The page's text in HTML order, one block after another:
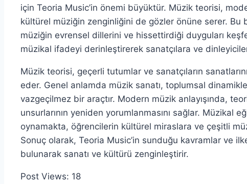
için Teoria Music’in önemi büyüktür. Müzik teorisi,
kültürel müziğin zenginliğini de gözler önüne serer. Bu
müziğin evrensel dillerini ve hissettirdiği duyguları
müzikal ifadeyi derinleştirerek sanatçılara ve
Müzik teorisi, geçerli tutumlar ve sanatçıların
eder. Genel anlamda müzik sanatı, toplumsal
vazgeçilmez bir araçtır. Modern müzik anlayışında,
unsurlarının yeniden yorumlanmasını sağlar. Müzikal
oynamakta, öğrencilerin kültürel miraslara ve çeşitli
Sonuç olarak, Teoria Music’in sunduğu kavramlar ve
bulunarak sanatı ve kültürü zenginleştirir.
Post Views: 18